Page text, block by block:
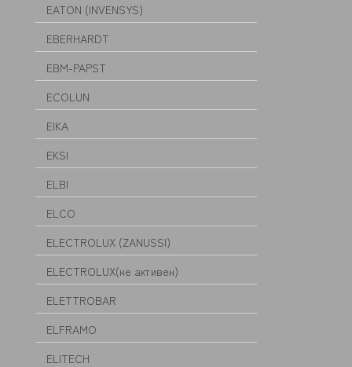
EATON (INVENSYS)
EBERHARDT
EBM-PAPST
ECOLUN
EIKA
EKSI
ELBI
ELCO
ELECTROLUX (ZANUSSI)
ELECTROLUX(не активен)
ELETTROBAR
ELFRAMO
ELITECH